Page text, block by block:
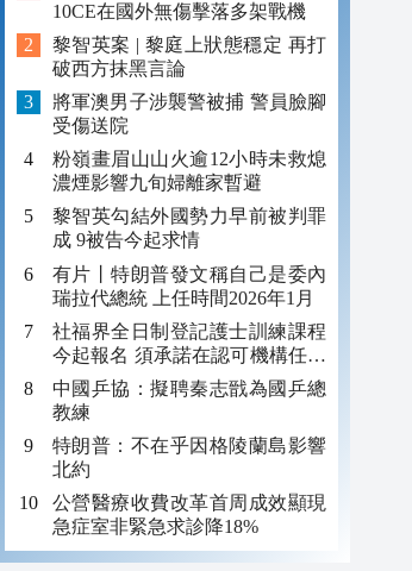
10CE在國外無傷擊落多架戰機
黎智英案 | 黎庭上狀態穩定 再打
破西方抹黑言論
將軍澳男子涉襲警被捕 警員臉腳
受傷送院
粉嶺畫眉山山火逾12小時未救熄
濃煙影響九旬婦離家暫避
黎智英勾結外國勢力早前被判罪
成 9被告今起求情
有片丨特朗普發文稱自己是委內
瑞拉代總統 上任時間2026年1月
社福界全日制登記護士訓練課程
今起報名 須承諾在認可機構任職
至少三年
中國乒協：擬聘秦志戩為國乒總
教練
特朗普：不在乎因格陵蘭島影響
北約
公營醫療收費改革首周成效顯現
急症室非緊急求診降18%